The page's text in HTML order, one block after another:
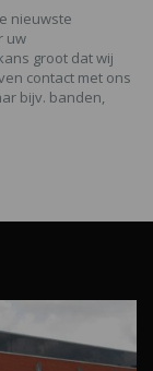
nieuwste
uw
groot dat wij
contact met ons
bijv. banden,